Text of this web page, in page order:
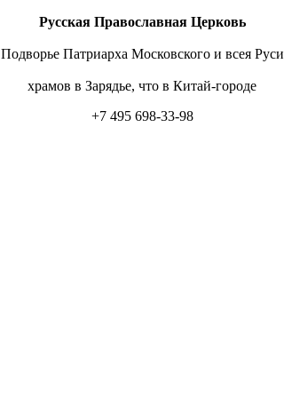
Русская Православная Церковь
Подворье Патриарха Московского и всея Руси
храмов в Зарядье, что в Китай-городе
+7 495 698-33-98